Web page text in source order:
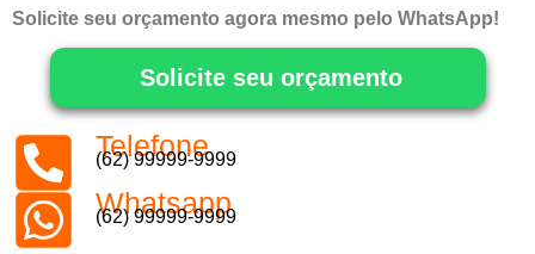
Solicite seu orçamento agora mesmo pelo WhatsApp!
Solicite seu orçamento
Telefone
(62) 99999-9999
Whatsapp
(62) 99999-9999